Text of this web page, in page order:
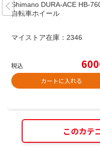
Shimano DURA-ACE HB-
自転車ホイール
マイストア在庫： 2346
税込
カートに入れる
このカテ